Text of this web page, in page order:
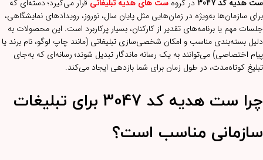
ست هدیه کد 3047 در گروه ست های هدیه تبلیغاتی قرار می‌گیرد؛ دسته‌ای که
برای سازمان‌ها به‌ویژه در زمان‌هایی مثل پایان سال، نوروز، رویدادهای نمایشگاهی،
جلسات مهم یا برنامه‌های تقدیر از کارکنان، بسیار پرکاربرد است. این محصولات به
دلیل بسته‌بندی مناسب و امکان شخصی‌سازی تبلیغاتی (مانند چاپ لوگو، نام برند یا
پیام اختصاصی) می‌توانند به یک رسانه ماندگار تبدیل شوند؛ رسانه‌ای که به‌جای
تبلیغ کوتاه‌مدت، در طول زمان برای شما بازدهی ایجاد می‌کند.
چرا ست هدیه کد 3047 برای تبلیغات
سازمانی مناسب است؟